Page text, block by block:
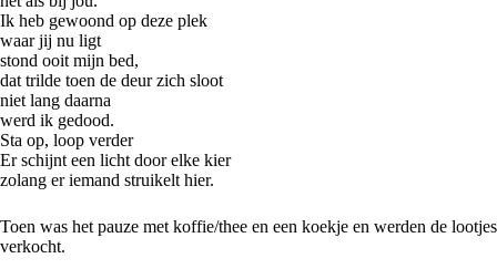
Ik heb gewoond op deze plek
waar jij nu ligt
stond ooit mijn bed,
dat trilde toen de deur zich sloot
niet lang daarna
werd ik gedood.
Sta op, loop verder
Er schijnt een licht door elke kier
zolang er iemand struikelt hier.
Toen was het pauze met koffie/thee en een koekje en werden de lootjes
verkocht.